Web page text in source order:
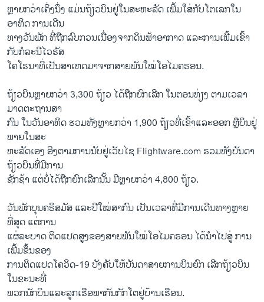
ລາຍການກະຈາຍສຽງ
ລາຍງານ
ຕິດຕາມພວກເຮົາ ທີ່
ພາສາຕ່າງໆ
ຫຼາຍກວ່າເຄິ່ງນຶ່ງ ແມ່ນຖ້ຽວບິນຢູ່ໃນສະຫະລັດ ເພີ້ມໃສ່ກັບໂຕ​ເລກ​ໃນ
ອາທິດ ການເດີນ
ທາງວັນພັກ ທີ່ຖືກລົບກວນເນື່ອງຈາກດິນຟ້າອາກາດ ແລະການເພີ້ມເຂົ້າ
ກັບກໍລະນີໄວຣັສ
ໂຄໂຣນາທີ່ເປັນສາເຫດມາຈາກສາຍພັນໃໝ່ໂອໄມຄຣອນ.
ຖ້ຽວບິນຫຼາຍກວ່າ 3,300 ຖ້ຽວ ໄດ້ຖືກ​ຍົກ​ເລີກ ໃນຕອນທ່ຽງ ຕາມເວລາ​
ມາດຕະ​ຖານ​ສາ​
ກົນ ໃນວັນອາທິດ ຮວມທັງຫຼາຍກວ່າ 1,900 ຖ້ຽວທີ່ເຂົ້າແລະອອກ ຫຼືບິນຢູ່
ພາຍໃນສະ
ຫະລັດເອງ ອີງຕາມການນັບຢູ່ເວັບໄຊ Flightware.com ຮວມທັງບັນດາ
ຖ້ຽວບິນທີ່ມີການ
ຊັກຊ້າ ແຕ່ບໍ່ໄດ້ຖືກຍົກເລີກນັ້ນ ມີຫຼາຍກວ່າ 4,800 ຖ້ຽວ.
ວັນພັກບຸນຄຣິສມັສ ແລະປີໃໝ່ສາກົນ ເປັນເວລາທີ່ມີການເດີນທາງຫຼາຍ
ທີ່ສຸດ ແຕ່ການ
ແຜ່ລະບາດ ຕິດແປດສູງຂອງສາຍພັນໃໝ່ໂອໄມຄຣອນ ໄດ້ນຳໄປສູ່ ການ
ເພີ້ມຂຶ້ນຂອງ
ການຕິດແປດໂຄວິດ-19 ບັງຄັບໃຫ້ບັນດາສາຍການບິນຍົກ ເລີກຖ້ຽວບິນ
ໃນຂະນະທີ່
ພວກນັກບິນແລະລູກເຮືອພາກັນກັກໂຕຢູ່ບ້ານເຮືອນ.